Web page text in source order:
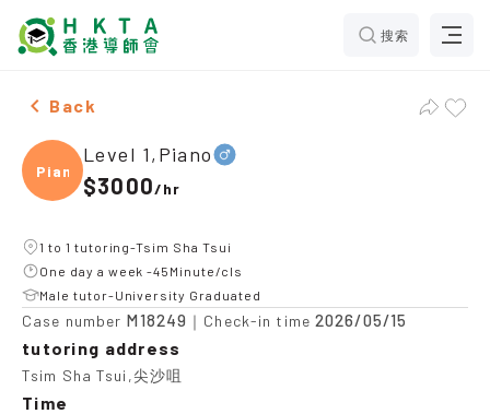
搜索
Male Level 1,Piano，Tsim Sha Tsui Tuition
Back
Piano
Level 1,Piano
$3000/hr
1 to 1 tutoring-Tsim Sha Tsui
One day a week -45Minute/cls
Male tutor-University Graduated
Case number M18249 ｜Check-in time 2026/05/15
tutoring address
Tsim Sha Tsui,尖沙咀
Time